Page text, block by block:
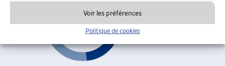
Voir les préférences
Politique de cookies